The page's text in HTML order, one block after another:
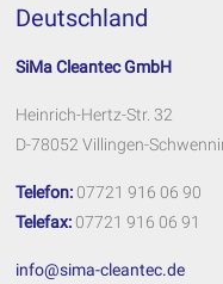
Deutschland
SiMa Cleantec GmbH
Heinrich-Hertz-Str. 32
D-78052 Villingen-
Telefon: 07721 916 06 90
Telefax: 07721 916 06 91
info@sima-cleantec.de